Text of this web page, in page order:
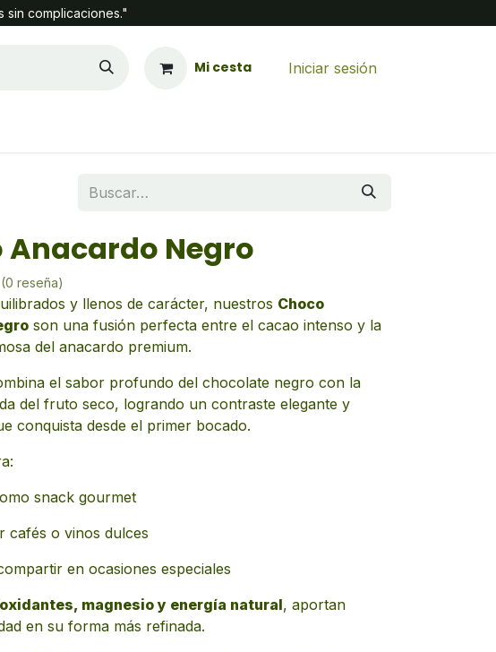
sin complicaciones."
Mi cesta Iniciar sesión
Anacardo Negro
(0 reseña)
y llenos de carácter, nuestros Choco
son una fusión perfecta entre el cacao intenso y la
del anacardo premium.
el sabor profundo del chocolate negro con la
del fruto seco, logrando un contraste elegante y
conquista desde el primer bocado.
snack gourmet
cafés o vinos dulces
en ocasiones especiales
magnesio y energía natural, aportan
en su forma más refinada.